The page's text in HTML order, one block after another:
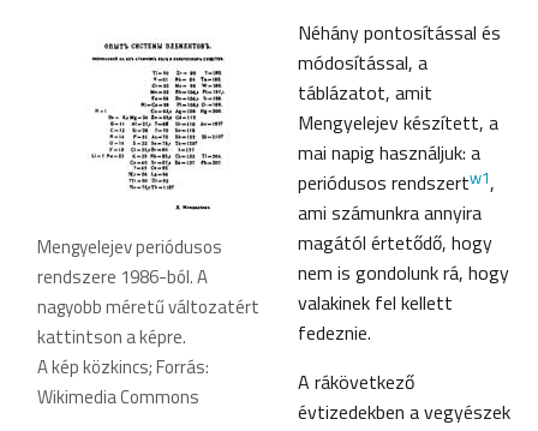
Mengyelejev periódusos
rendszere 1986-ból. A
nagyobb méretű változatért
kattintson a képre.
A kép közkincs; Forrás:
Wikimedia Commons
Néhány pontosítással és
módosítással, a
táblázatot, amit
Mengyelejev készített, a
mai napig használjuk: a
periódusos rendszertw1,
ami számunkra annyira
magától értetődő, hogy
nem is gondolunk rá, hogy
valakinek fel kellett
fedeznie.
A rákövetkező
évtizedekben a vegyészek